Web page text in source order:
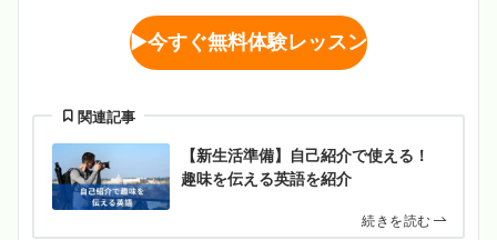
▶︎今すぐ無料体験レッスン
関連記事
【新生活準備】自己紹介で使える！
趣味を伝える英語を紹介
続きを読む